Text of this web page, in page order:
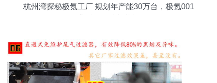
杭州湾探秘极氪工厂 规划年产能30万台，极氪001